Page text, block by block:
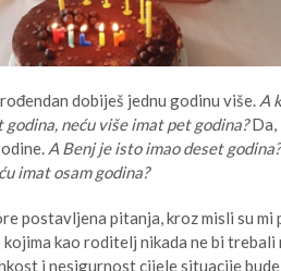
dobiješ jednu godinu više. A
godina, neću više imat pet godina?Da,
A Benj je isto imao deset godina?
imat osam godina?
postavljena pitanja, kroz misli su
kao roditelj nikada ne bi trebali
i nesigurnost cijele situacije